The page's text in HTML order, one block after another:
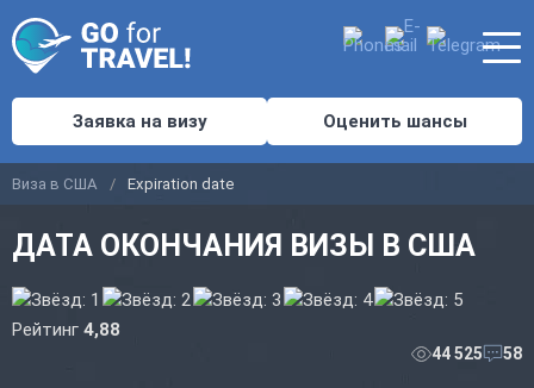
Заявка на визу Оценить шансы
Виза в США Expiration date
ДАТА ОКОНЧАНИЯ ВИЗЫ В США
Рейтинг 4,88
44 525 58